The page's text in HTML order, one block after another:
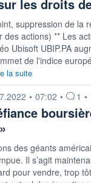
les droits
suppression de la
des actions) ** Les
Ubisoft UBIP.PA
de l'indice
la suite
• 07:02 • 1 •
des géants
Il s’agit
pour vendre, trop